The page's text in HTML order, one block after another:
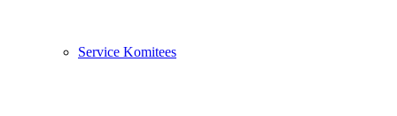
Service Komitees